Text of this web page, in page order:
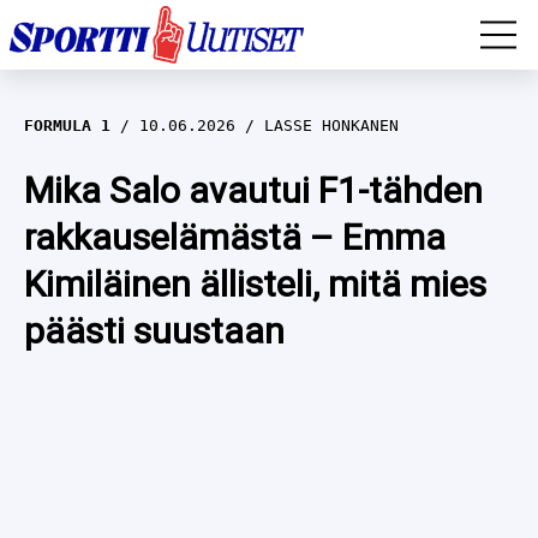
EM-YLEISURHEILU
JÄÄKIEKKO
YLEISURHEILU
WILMA HELTELÄ
TALVILAJIT
FORMULA 1 10.06.2026 LASSE HONKANEN
Mika Salo avautui F1-tähden
rakkauselämästä – Emma
Kimiläinen ällisteli, mitä mies
päästi suustaan